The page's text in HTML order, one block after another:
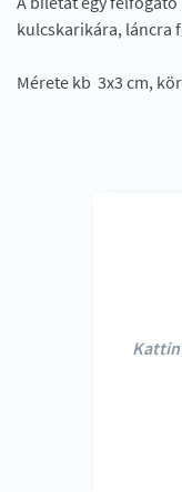
kulcskarikára, láncra
Mérete kb 3x3 cm,